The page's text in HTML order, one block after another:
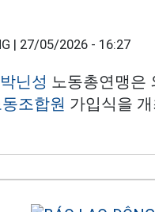
| 27/05/2026 - 16:27
박닌성 노동총연맹은
조합원 가입식을